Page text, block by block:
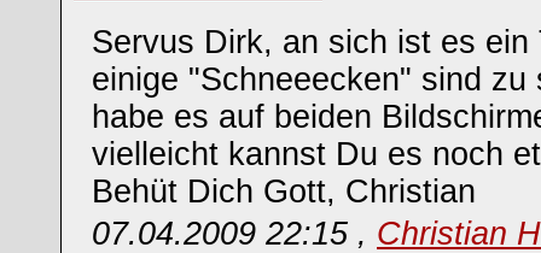
Servus Dirk, an sich ist es ein
einige "Schneeecken" sind zu
habe es auf beiden
vielleicht kannst Du es noch
Behüt Dich Gott, Christian
07.04.2009 22:15 , Christian